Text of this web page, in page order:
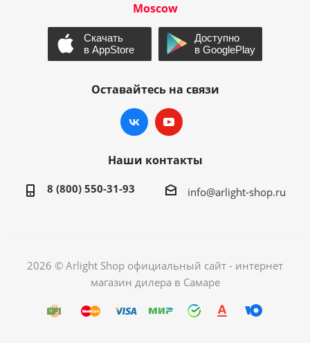
Moscow
Оставайтесь на связи
Наши контакты
8 (800) 550-31-93 info@arlight-shop.ru
2026 © Arlight Shop официальный сайт - интернет
магазин дилера в Самаре